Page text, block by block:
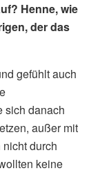
Henne, wie
der das
gefühlt auch
sich danach
außer mit
durch
keine